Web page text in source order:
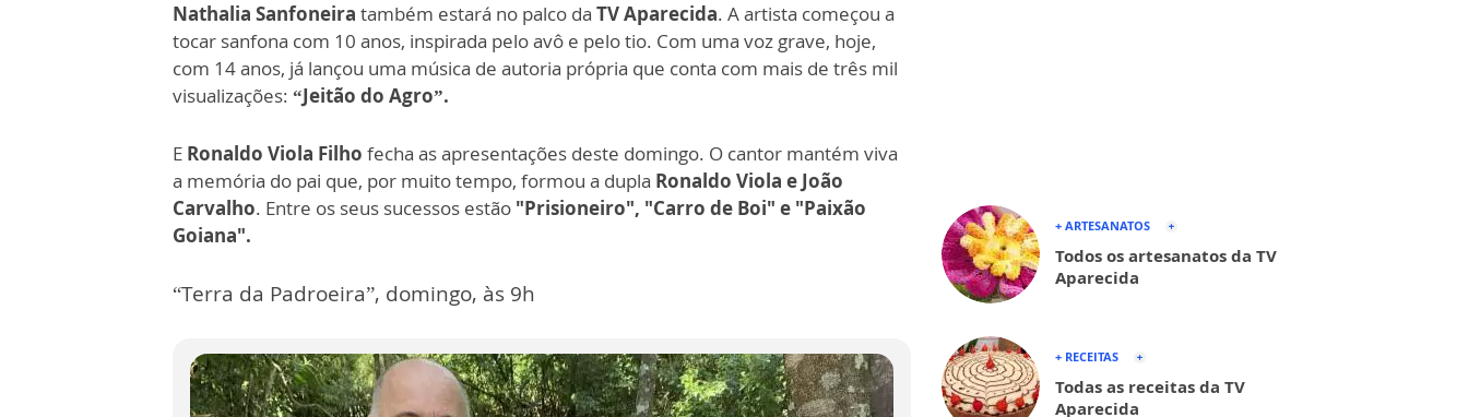
Nathalia Sanfoneira também estará no palco da TV Aparecida. A artista começou a
tocar sanfona com 10 anos, inspirada pelo avô e pelo tio. Com uma voz grave, hoje,
com 14 anos, já lançou uma música de autoria própria que conta com mais de três mil
visualizações: “Jeitão do Agro”.
E Ronaldo Viola Filho fecha as apresentações deste domingo. O cantor mantém viva
a memória do pai que, por muito tempo, formou a dupla Ronaldo Viola e João
Carvalho. Entre os seus sucessos estão "Prisioneiro", "Carro de Boi" e "Paixão
Goiana".
“Terra da Padroeira”, domingo, às 9h
+ ARTESANATOS
Todos os artesanatos da TV
Aparecida
+ RECEITAS
Todas as receitas da TV
Aparecida